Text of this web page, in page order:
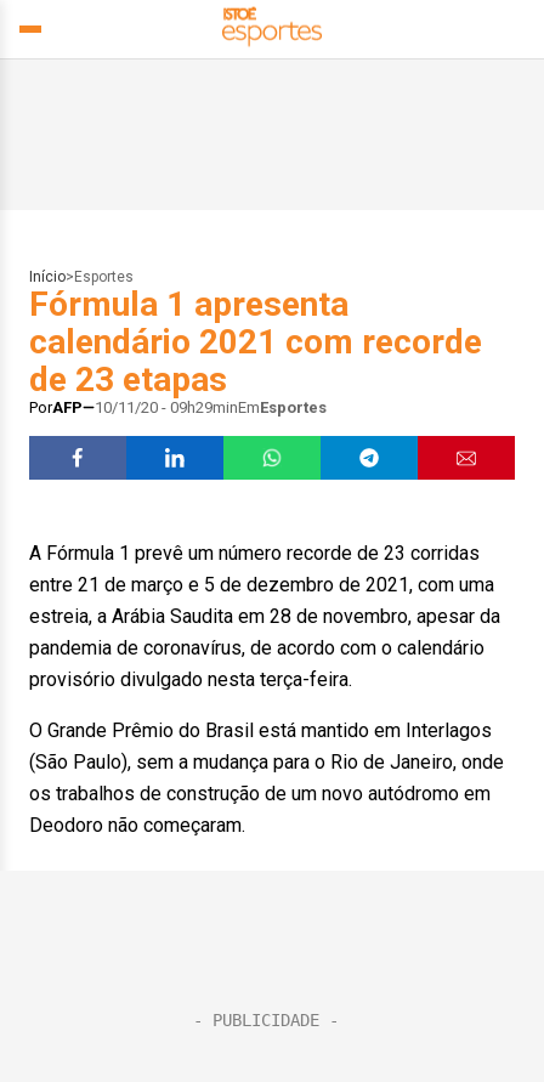
Início> Esportes
Fórmula 1 apresenta
calendário 2021 com recorde
de 23 etapas
PorAFP 10/11/20 - 09h29minEmEsportes
A Fórmula 1 prevê um número recorde de 23 corridas
entre 21 de março e 5 de dezembro de 2021, com uma
estreia, a Arábia Saudita em 28 de novembro, apesar da
pandemia de coronavírus, de acordo com o calendário
provisório divulgado nesta terça-feira.
O Grande Prêmio do Brasil está mantido em Interlagos
(São Paulo), sem a mudança para o Rio de Janeiro, onde
os trabalhos de construção de um novo autódromo em
Deodoro não começaram.